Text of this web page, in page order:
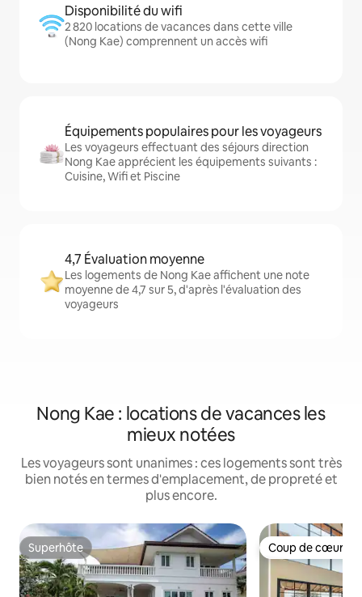
Disponibilité du wifi
2 820 locations de vacances dans cette ville
(Nong Kae) comprennent un accès wifi
Équipements populaires pour les voyageurs
Les voyageurs effectuant des séjours direction
Nong Kae apprécient les équipements suivants :
Cuisine, Wifi et Piscine
4,7 Évaluation moyenne
Les logements de Nong Kae affichent une note
moyenne de 4,7 sur 5, d'après l'évaluation des
voyageurs
Nong Kae : locations de vacances les
mieux notées
Les voyageurs sont unanimes : ces logements sont très
bien notés en termes d'emplacement, de propreté et
plus encore.
Superhôte
Superhôte Coup de cœur
Coup de cœur